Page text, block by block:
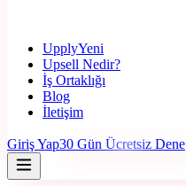
UpplyYeni
Upsell Nedir?
İş Ortaklığı
Blog
İletişim
Giriş Yap30 Gün Ücretsiz Dene